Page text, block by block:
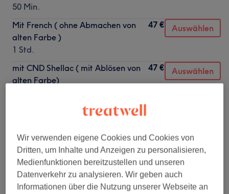
50 Min.
Mit French ( ohne Abmachen von
alten Farbe )
1 Std.
47 € Auswählen
mit CND Shellac ( mit Ablösen von
alten Farbe)
47 € Auswählen
Mit French ( mit Abmachen von
1 Std.
Nicht gefunden wonach du gesucht hast?
Alle Services
Wir verwenden eigene Cookies und Cookies von
Dritten, um Inhalte und Anzeigen zu personalisieren,
Medienfunktionen bereitzustellen und unseren
Datenverkehr zu analysieren. Wir geben auch
Informationen über die Nutzung unserer Webseite an